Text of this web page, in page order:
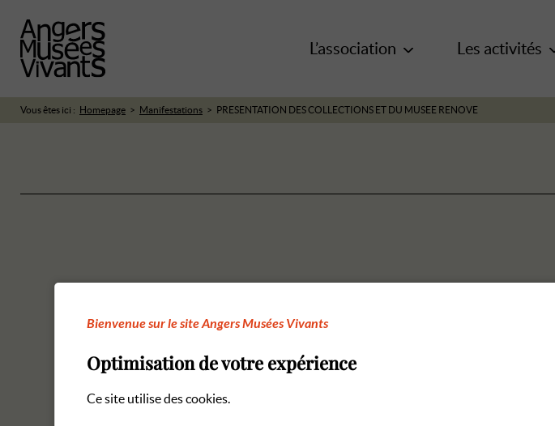
L’association Les activités
Vous êtes ici : Homepage Manifestations PRESENTATION DES COLLECTIONS ET DU MUSEE RENOVE
Bienvenue sur le site Angers Musées Vivants
Optimisation de votre expérience
Ce site utilise des cookies.